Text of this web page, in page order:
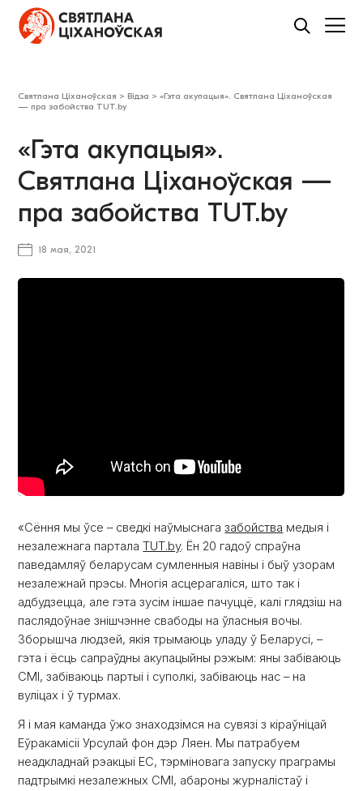
Святлана Ціханоўская > Відэа >«Гэта акупацыя». Святлана Ціханоўская
— пра забойства TUT.by
«Гэта акупацыя».
Святлана Ціханоўская —
пра забойства TUT.by
18 мая, 2021
«Сёння мы ўсе – сведкі наўмыснагазабойства медыя і
незалежнага парталаTUT.by. Ён 20 гадоў спраўна
паведамляў беларусам сумленныя навіны і быў узорам
незалежнай прэсы. Многія асцерагаліся, што так і
адбудзецца, але гэта зусім іншае пачуццё, калі глядзіш на
паслядоўнае знішчэнне свабоды на ўласныя вочы.
Зборышча людзей, якія трымаюць уладу ў Беларусі, –
гэта і ёсць сапраўдны акупацыйны рэжым: яны забіваюць
СМІ, забіваюць партыі і суполкі, забіваюць нас – на
вуліцах і ў турмах.
Я і мая каманда ўжо знаходзімся на сувязі з кіраўніцай
Еўракамісіі Урсулай фон дэр Ляен. Мы патрабуем
неадкладнай рэакцыі ЕС, тэрміновага запуску праграмы
падтрымкі незалежных СМІ, абароны журналістаў і